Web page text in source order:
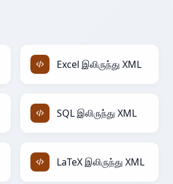
Excel இலிருந்து XML
SQL இலிருந்து XML
LaTeX இலிருந்து XML